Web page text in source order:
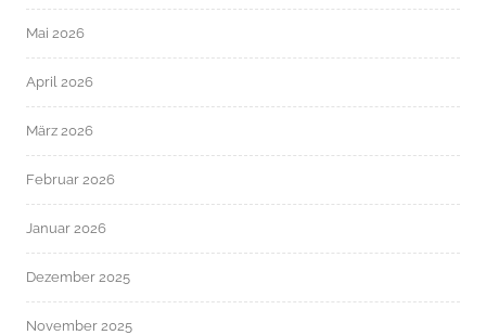
Mai 2026
April 2026
März 2026
Februar 2026
Januar 2026
Dezember 2025
November 2025